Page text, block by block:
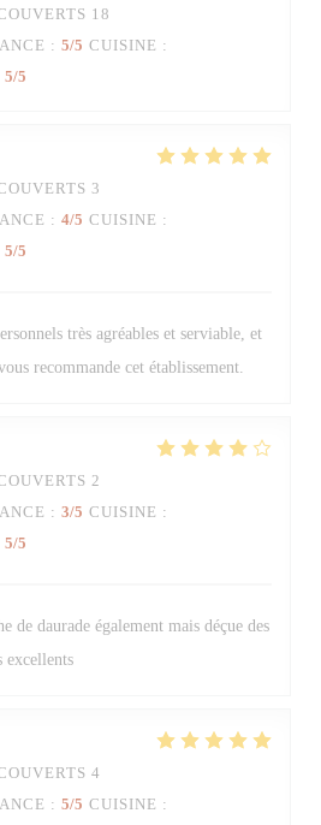
18
: 5/5 CUISINE :
5/5
3
: 4/5 CUISINE :
5/5
très agréables et serviable, et
recommande cet établissement.
2
: 3/5 CUISINE :
5/5
de daurade également mais déçue des
excellents
4
: 5/5 CUISINE :